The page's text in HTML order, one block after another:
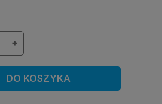
+
DO KOSZYKA